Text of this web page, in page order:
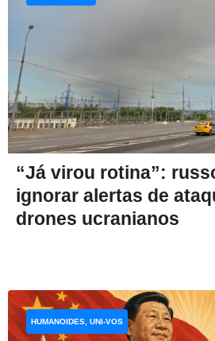
“Já virou rotina”:
ignorar alertas de
drones ucranianos
HUMANOIDES, UNI-VOS